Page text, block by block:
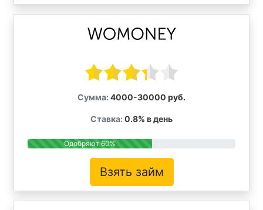
Сумма: 4000-30000 руб.
Ставка: 0.8% в день
Одобряют 60%
Взять займ